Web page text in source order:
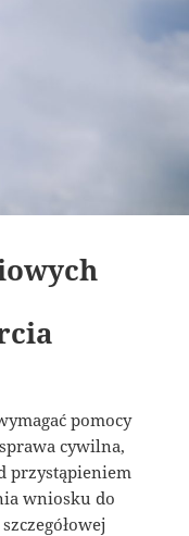
pomocy
cywilna,
przystąpieniem
wniosku do